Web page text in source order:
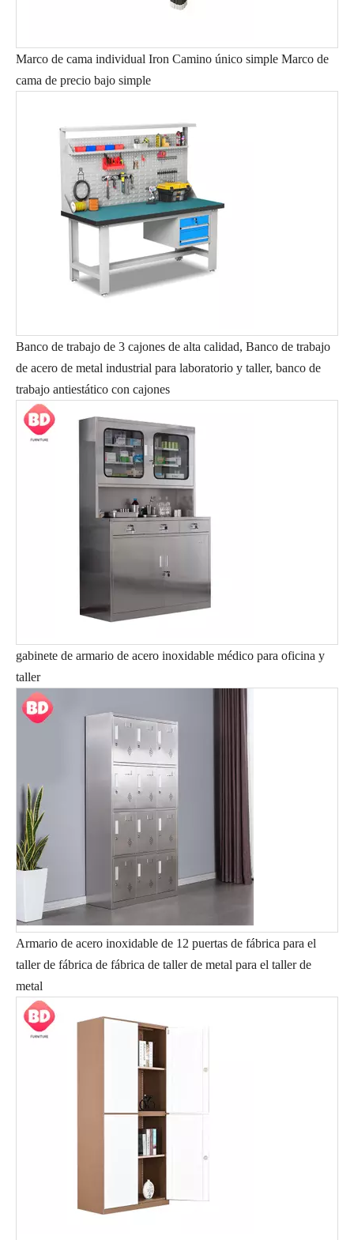
Marco de cama individual Iron Camino único simple Marco de
cama de precio bajo simple
Banco de trabajo de 3 cajones de alta calidad, Banco de trabajo
de acero de metal industrial para laboratorio y taller, banco de
trabajo antiestático con cajones
gabinete de armario de acero inoxidable médico para oficina y
taller
Armario de acero inoxidable de 12 puertas de fábrica para el
taller de fábrica de fábrica de taller de metal para el taller de
metal